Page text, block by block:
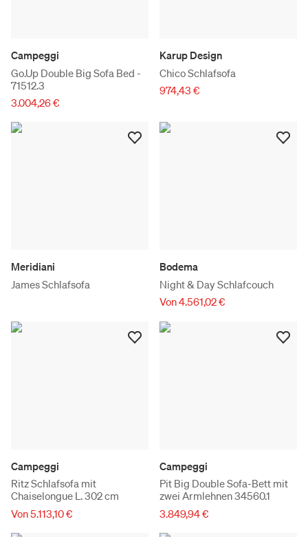
Campeggi
Go.Up Double Big Sofa Bed -
71512.3
3.004,26 €
Karup Design
Chico Schlafsofa
974,43 €
Meridiani
James Schlafsofa
Bodema
Night & Day Schlafcouch
Von 4.561,02 €
Campeggi
Ritz Schlafsofa mit
Chaiselongue L. 302 cm
Von 5.113,10 €
Campeggi
Pit Big Double Sofa-Bett mit
zwei Armlehnen 34560.1
3.849,94 €